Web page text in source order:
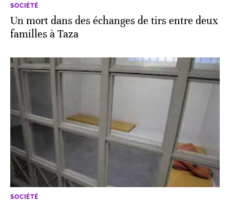
SOCIÉTÉ
Un mort dans des échanges de tirs entre deux
familles à Taza
SOCIÉTÉ